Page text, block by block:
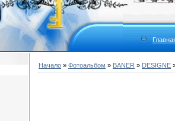
Начало » Фотоальбом » BANER » DESIGNE